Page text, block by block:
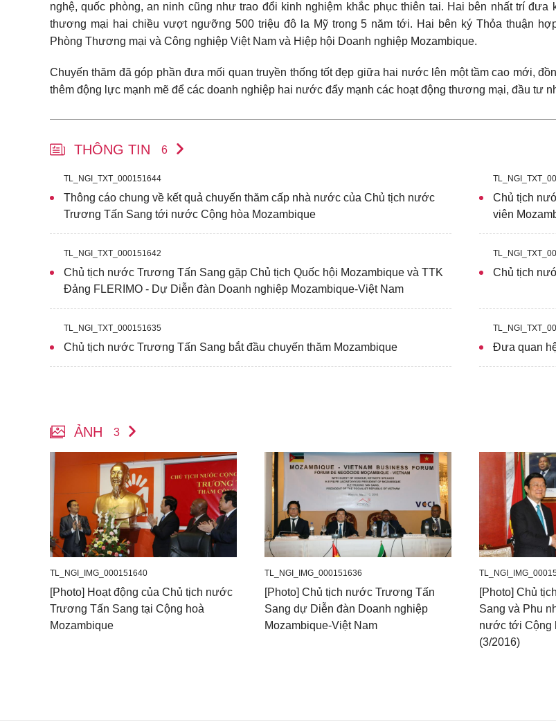
nghệ, quốc phòng, an ninh cũng như trao đổi kinh nghiệm khắc phục thiên tai. Hai bên nhất trí đưa
thương mại hai chiều vượt ngưỡng 500 triệu đô la Mỹ trong 5 năm tới. Hai bên ký Thỏa thuận
Phòng Thương mại và Công nghiệp Việt Nam và Hiệp hội Doanh nghiệp Mozambique.
Chuyến thăm đã góp phần đưa mối quan truyền thống tốt đẹp giữa hai nước lên một tầm cao mới,
thêm động lực mạnh mẽ để các doanh nghiệp hai nước đẩy mạnh các hoạt động thương mại, đầu tư
THÔNG TIN 6
TL_NGI_TXT_000151644
Thông cáo chung về kết quả chuyến thăm cấp nhà nước của Chủ tịch nước
Trương Tấn Sang tới nước Cộng hòa Mozambique
Chủ tịch
viên
TL_NGI_TXT_000151642
Chủ tịch nước Trương Tấn Sang gặp Chủ tịch Quốc hội Mozambique và TTK
Đảng FLERIMO - Dự Diễn đàn Doanh nghiệp Mozambique-Việt Nam
Chủ tịch
TL_NGI_TXT_000151635
Chủ tịch nước Trương Tấn Sang bắt đầu chuyến thăm Mozambique Đưa quan
ẢNH 3
TL_NGI_IMG_000151640
[Photo] Hoạt động của Chủ tịch nước
Trương Tấn Sang tại Cộng hoà
Mozambique
TL_NGI_IMG_000151636
[Photo] Chủ tịch nước Trương Tấn
Sang dự Diễn đàn Doanh nghiệp
Mozambique-Việt Nam
[Photo] Chủ
Sang và Phu
nước tới Cộng
(3/2016)